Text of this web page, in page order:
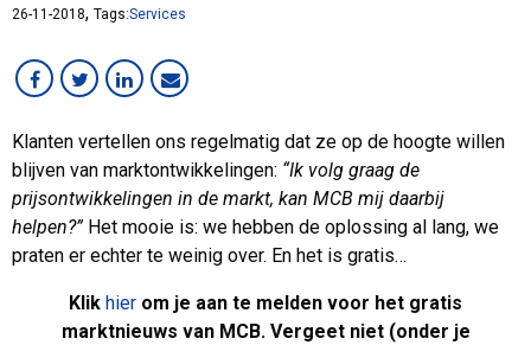
Werken bij MCB
26-11-2018, Tags:Services
Klanten vertellen ons regelmatig dat ze op de hoogte willen
blijven van marktontwikkelingen: “Ik volg graag de
prijsontwikkelingen in de markt, kan MCB mij daarbij
helpen?”Het mooie is: we hebben de oplossing al lang, we
praten er echter te weinig over. En het is gratis…
Klik hier om je aan te melden voor het gratis
marktnieuws van MCB. Vergeet niet (onder je